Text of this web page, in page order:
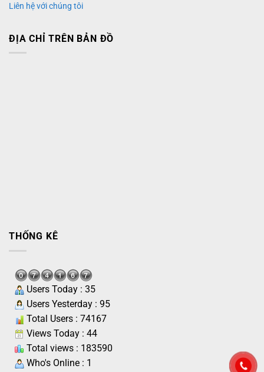
Liên hệ với chúng tôi
ĐỊA CHỈ TRÊN BẢN ĐỒ
THỐNG KÊ
Users Today : 35
Users Yesterday : 95
Total Users : 74167
Views Today : 44
Total views : 183590
Who's Online : 1